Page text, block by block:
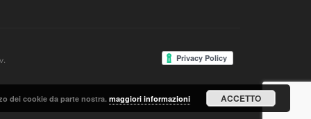
dei cookie da parte nostra.maggiori informazioni ACCETTO